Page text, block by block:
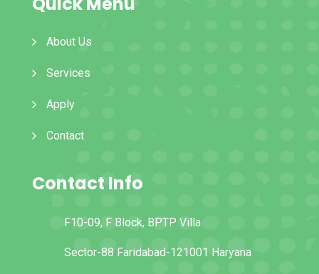
About Us
Services
Apply
Contact
Contact Info
F10-09, F Block, BPTP Villa
Sector-88 Faridabad-121001 Haryana